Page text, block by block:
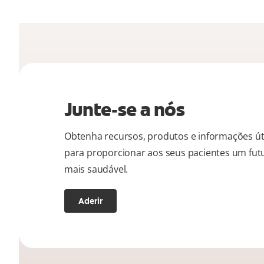
Junte-se a nós
Obtenha recursos, produtos e informações
para proporcionar aos seus pacientes um
mais saudável.
Aderir